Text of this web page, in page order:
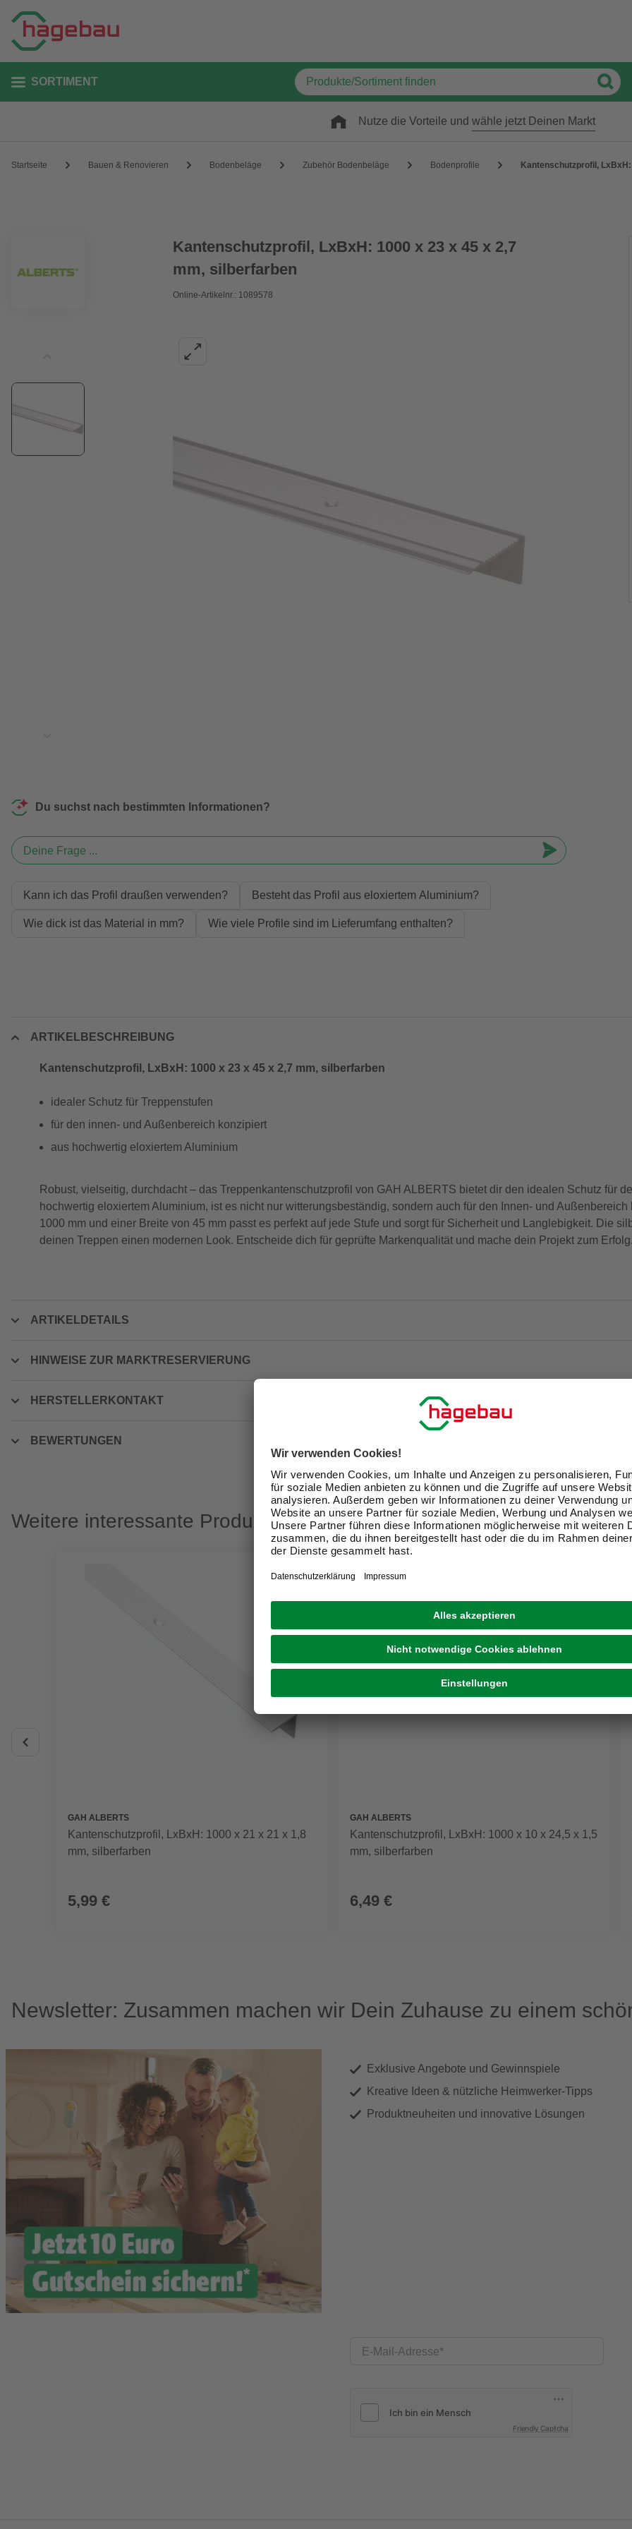
SORTIMENT
Nutze die Vorteile und wähle jetzt Deinen Markt
Startseite Bauen & Renovieren Bodenbeläge Zubehör Bodenbeläge Bodenprofile Kantenschutzprofil,
Kantenschutzprofil, LxBxH: 1000 x 23 x 45 x 2,7
mm, silberfarben
Online-Artikelnr.: 1089578
Du suchst nach bestimmten Informationen?
Deine Frage ...
Kann ich das Profil draußen verwenden? Besteht das Profil aus eloxiertem Aluminium?
Wie dick ist das Material in mm? Wie viele Profile sind im Lieferumfang enthalten?
ARTIKELBESCHREIBUNG
Kantenschutzprofil, LxBxH: 1000 x 23 x 45 x 2,7 mm, silberfarben
idealer Schutz für Treppenstufen
für den innen- und Außenbereich konzipiert
aus hochwertig eloxiertem Aluminium
Robust, vielseitig, durchdacht – das Treppenkantenschutzprofil von GAH ALBERTS bietet dir den idealen Schutz für
hochwertig eloxiertem Aluminium, ist es nicht nur witterungsbeständig, sondern auch für den Innen- und
1000 mm und einer Breite von 45 mm passt es perfekt auf jede Stufe und sorgt für Sicherheit und Langlebigkeit. Die
deinen Treppen einen modernen Look. Entscheide dich für geprüfte Markenqualität und mache dein Projekt zum Erfolg.
ARTIKELDETAILS
HINWEISE ZUR MARKTRESERVIERUNG
HERSTELLERKONTAKT
BEWERTUNGEN
Weitere interessante Produkte
GAH ALBERTS
Kantenschutzprofil, LxBxH: 1000 x 21 x 21 x 1,8
mm, silberfarben
5,99 €
GAH ALBERTS
Kantenschutzprofil, LxBxH: 1000 x 10 x 24,5 x 1,5
mm, silberfarben
6,49 €
Newsletter: Zusammen machen wir Dein Zuhause zu einem
Exklusive Angebote und Gewinnspiele
Kreative Ideen & nützliche Heimwerker-Tipps
Produktneuheiten und innovative Lösungen
E-Mail-Adresse
Friendly Captcha